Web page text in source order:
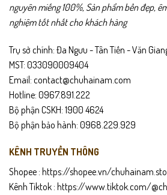
nguyên miếng 100%, Sản phẩm bền đẹp,
nghiệm tốt nhất cho khách hàng
Trụ sở chính: Đa Ngưu - Tân Tiến - Văn
MST: 033090009404
Email: contact@chuhainam.com
Hotline: 0967.891.222
Bộ phận CSKH: 1900 4624
Bộ phận bảo hành: 0968.229.929
KÊNH TRUYỀN THÔNG
Shopee : https://shopee.vn/
Kênh Tiktok : https://www.tiktok.com/